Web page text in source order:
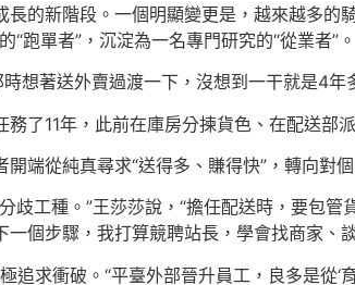
的新階段。一個明顯變更是，越來越多的
跑單者”，沉淀為一名專門研究的“從業者”。
想著送外賣過渡一下，沒想到一干就是4年
了11年，此前在庫房分揀貨色、在配送部
端從純真尋求“送得多、賺得快”，轉向對
歧工種。”王莎莎說，“擔任配送時，要包
一個步驟，我打算競聘站長，學會找商家、
求衝破。“平臺外部晉升員工，良多是從‘